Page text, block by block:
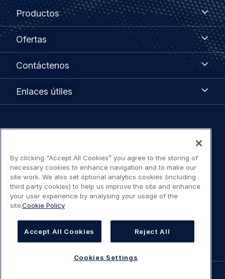
Footer
menu
Productos
Productos
Ofertas
Ofertas
Contáctenos
Enlaces útiles
Legal
Aviso legal / Términos de uso
Declaración de accesibilidad
Política de cookies
Cookies Settings
By clicking “Accept All Cookies” you agree to the storing of
necessary cookies to enhance navigation and to make our
site work. We also set optional analytics cookies (including
third party cookies) to help us improve the site and enhance
your user experience by analysing your usage of the
site.Cookie Policy
Accept All Cookies Reject All
Cookies Settings